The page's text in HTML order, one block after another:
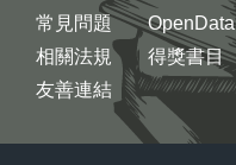
常見問題
相關法規
友善連結
OpenData
得獎書目